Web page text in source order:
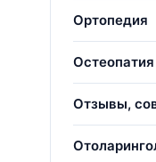
Ортопедия
Остеопатия
Отзывы,